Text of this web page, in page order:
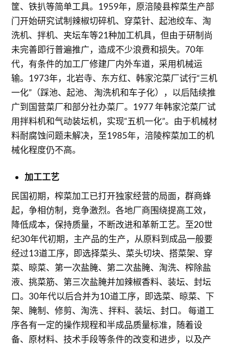
筐、铁扒等简单工具。1959年，原涪陵县榨菜生产部
门开始研究试制辣椒切碎机、穿菜针、起池绞车、淘
洗机、拌机、夹坛车等21种加工机具，但由于研制尚
未完善即行普遍推广，造成不少浪费和损失。70年
代，有条件的加工厂修建厂内外车道，采用机械运
输。1973年，北岩寺、东方红、韩家沱菜厂试行“三机
一化”（踩池、起池、 淘洗机和车子化），以后陆续推
广到国营菜厂和部分社办菜厂。1977 年韩家沱菜厂试
用拌料机和气动装坛机，实现“五机一化”。由于机械材
料耐腐蚀问题未解决，至1985年，涪陵榨菜加工的机
械化程度仍不高。
加工工艺
民国初期，榨菜加工已打开独家经营的局面，群商蜂
起，争相仿制，竞争激烈。各地厂商围绕提高工效，
降低成本，保持质量，不断改进和革新工艺。至20世
纪30年代初期，主产品的生产，从原料到成品一般要
经过13道工序，即选择菜头、菜头切块、搭菜架、穿
菜、晾菜、第一次盐腌、第二次盐腌、淘洗、榨除盐
液、挑菜筋、第三次盐腌并加辣椒香料、装坛、封坛
口。30年代以后合并为10道工序，即选菜、晾菜、下
架、腌制、修剪、淘洗 、拌料、装坛、封口。 每道工
序各有一定的操作规程和半成品质量标准，随着设
备、原材料、技术手段等条件的改变和进步，以及产